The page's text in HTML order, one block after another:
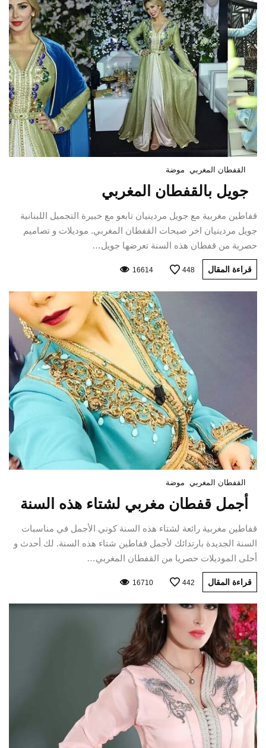
القفطان المغربي موضة
جويل بالقفطان المغربي
قفاطين مغربية مع جويل مردينيان تابعو مع خبيرة التجميل اللبنانية
جويل مردينيان اخر صيحات القفطان المغربي. موديلات و تصاميم
حصرية من قفطان هذه السنة تعرضها جويل…
قراءة المقال 448
16614
القفطان المغربي موضة
أجمل قفطان مغربي لشتاء هذه السنة
قفاطين مغربية رائعة لشتاء هذه السنة كوني الأجمل في مناسبات
السنة الجديدة بارتدائك لأجمل قفاطين شتاء هذه السنة. لك أحدث و
أحلى الموديلات حصريا من القفطان المغربي…
قراءة المقال 442
16710